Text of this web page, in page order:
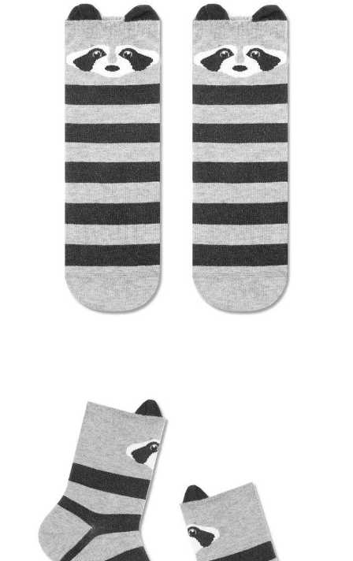
Tabela rozmiarów
+
DODAJ DO KOSZYKA
Jak złożyć zamówienie
POWIADOM MNIE O DOSTĘPNOŚCI
ПОЛУЧИТЬ ПО EMAIL
darmowa od 99 zł
czas dostawy: 1-2 dni robocze
Paczkomaty InPost 24/7,darmowa od 50 zł
czas dostawy: 1-2 dni robocze
Odbiór osobistyw sklepie Conte (Łodz)
pn.- czw. 8:00 - 16:00, pt. 8:00 - 14:00
Opis produktu
Udostępnij produkt
Podmiot odpowiedzialny
EuroTrade Tex Sp z o.o.
Św. Teresy 91
91-341, Łódź, Polska
+48 500-503-636
info@conteshop.pl
Ten produkt nie ma pytań Możesz zadać pytanie, klikając przycisk
Zadaj pytanie
Nowe pytanie